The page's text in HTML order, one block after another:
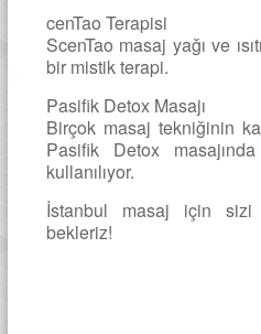
cenTao Terapisi
ScenTao masaj yağı ve
bir mistik terapi.
Pasifik Detox Masajı
Birçok masaj tekniğinin
Pasifik Detox
kullanılıyor.
İstanbul masaj için
bekleriz!